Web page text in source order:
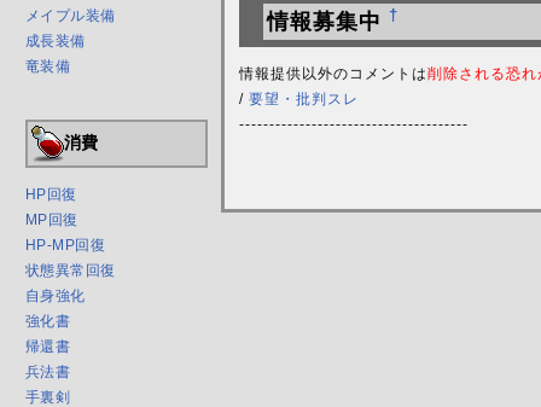
メイプル装備
成長装備
竜装備
消費
HP回復
MP回復
HP-MP回復
状態異常回復
自身強化
強化書
帰還書
兵法書
手裏剣
情報募集中 †
情報提供以外のコメントは削除される恐
/ 要望・批判スレ
--------------------------------------